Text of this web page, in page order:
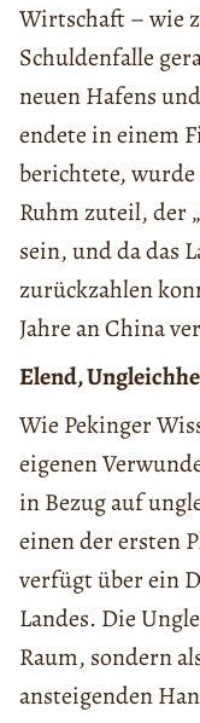
Wirtschaft – wie
Schuldenfalle
neuen Hafens
endete in einem
berichtete,
Ruhm zuteil, der
sein, und da das
zurückzahlen
Jahre an China
Elend,
Wie Pekinger
eigenen
in Bezug auf
einen der ersten
verfügt über ein
Landes. Die
Raum, sondern
ansteigenden